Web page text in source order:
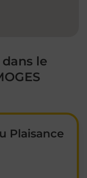
le
Plaisance